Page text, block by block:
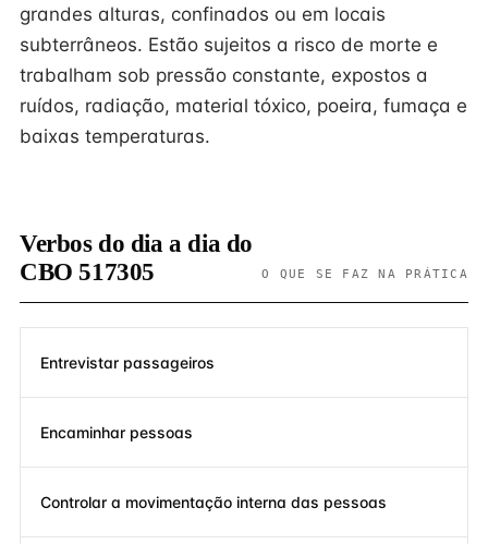
grandes alturas, confinados ou em locais
subterrâneos. Estão sujeitos a risco de morte e
trabalham sob pressão constante, expostos a
ruídos, radiação, material tóxico, poeira, fumaça e
baixas temperaturas.
Verbos do dia a dia do
CBO 517305
O QUE SE FAZ NA PRÁTICA
Entrevistar passageiros
Encaminhar pessoas
Controlar a movimentação interna das pessoas